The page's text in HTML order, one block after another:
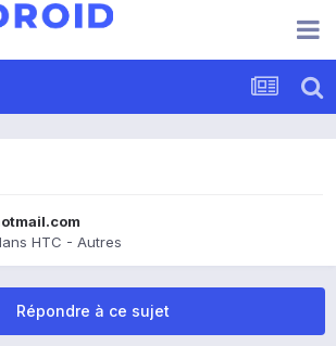
HTC - Autres
Répondre à ce sujet